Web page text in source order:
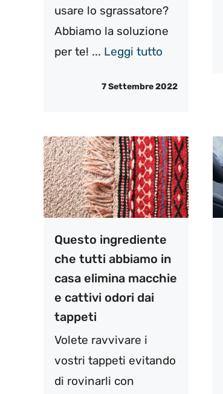
usare lo sgrassatore?
Abbiamo la soluzione
per te! ... Leggi tutto
7 Settembre 2022
Questo ingrediente
che tutti abbiamo in
casa elimina macchie
e cattivi odori dai
tappeti
Volete ravvivare i
vostri tappeti evitando
di rovinarli con